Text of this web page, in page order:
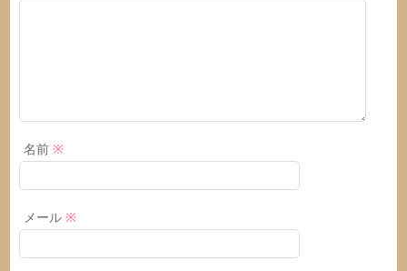
名前 ※
メール ※